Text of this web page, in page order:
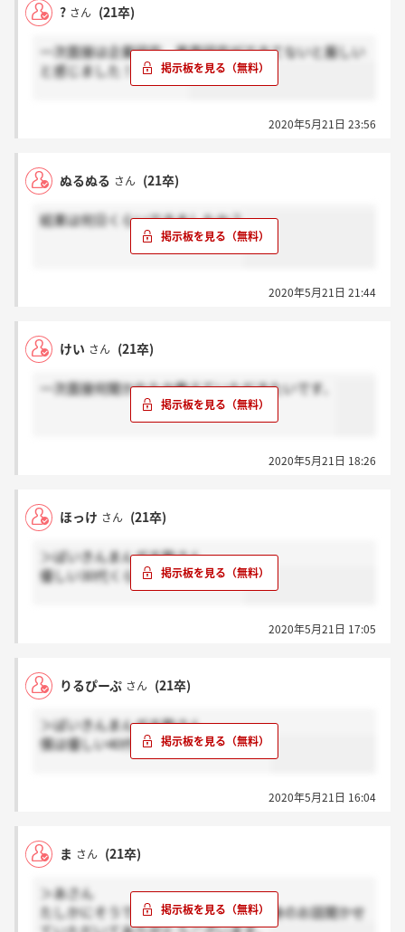
? さん (21卒)
一次面接は企業研究、業界研究ができてないと厳しい
と感じました！ご参考に
2020年5月21日 23:56
ぬるぬる さん (21卒)
結果は何日くらいできましたか？
2020年5月21日 21:44
けい さん (21卒)
一次面接何聞かれたか教えていただきたいです、
2020年5月21日 18:26
ほっけ さん (21卒)
＞ばいきんまんガチ勢さん
優しい30代くらいの女性でした！
2020年5月21日 17:05
りるぴーぷ さん (21卒)
＞ばいきんまんガチ勢さん
僕は優しい40代くらいの方でしたよ！
2020年5月21日 16:04
ま さん (21卒)
＞あさん
たしかにそうですよね…！あさんご自身のお話聞かせ